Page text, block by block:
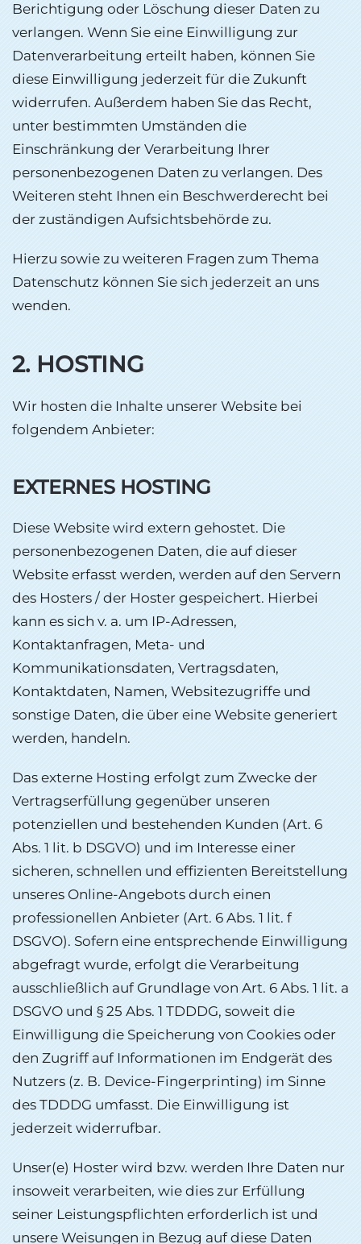
Berichtigung oder Löschung dieser Daten zu
verlangen. Wenn Sie eine Einwilligung zur
Datenverarbeitung erteilt haben, können Sie
diese Einwilligung jederzeit für die Zukunft
widerrufen. Außerdem haben Sie das Recht,
unter bestimmten Umständen die
Einschränkung der Verarbeitung Ihrer
personenbezogenen Daten zu verlangen. Des
Weiteren steht Ihnen ein Beschwerderecht bei
der zuständigen Aufsichtsbehörde zu.
Hierzu sowie zu weiteren Fragen zum Thema
Datenschutz können Sie sich jederzeit an uns
wenden.
2. HOSTING
Wir hosten die Inhalte unserer Website bei
folgendem Anbieter:
EXTERNES HOSTING
Diese Website wird extern gehostet. Die
personenbezogenen Daten, die auf dieser
Website erfasst werden, werden auf den Servern
des Hosters / der Hoster gespeichert. Hierbei
kann es sich v. a. um IP-Adressen,
Kontaktanfragen, Meta- und
Kommunikationsdaten, Vertragsdaten,
Kontaktdaten, Namen, Websitezugriffe und
sonstige Daten, die über eine Website generiert
werden, handeln.
Das externe Hosting erfolgt zum Zwecke der
Vertragserfüllung gegenüber unseren
potenziellen und bestehenden Kunden (Art. 6
Abs. 1 lit. b DSGVO) und im Interesse einer
sicheren, schnellen und effizienten Bereitstellung
unseres Online-Angebots durch einen
professionellen Anbieter (Art. 6 Abs. 1 lit. f
DSGVO). Sofern eine entsprechende Einwilligung
abgefragt wurde, erfolgt die Verarbeitung
ausschließlich auf Grundlage von Art. 6 Abs. 1 lit. a
DSGVO und § 25 Abs. 1 TDDDG, soweit die
Einwilligung die Speicherung von Cookies oder
den Zugriff auf Informationen im Endgerät des
Nutzers (z. B. Device-Fingerprinting) im Sinne
des TDDDG umfasst. Die Einwilligung ist
jederzeit widerrufbar.
Unser(e) Hoster wird bzw. werden Ihre Daten nur
insoweit verarbeiten, wie dies zur Erfüllung
seiner Leistungspflichten erforderlich ist und
unsere Weisungen in Bezug auf diese Daten